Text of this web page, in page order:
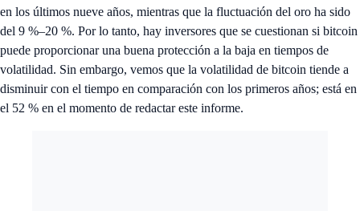
en los últimos nueve años, mientras que la fluctuación del oro ha sido
del 9 %–20 %. Por lo tanto, hay inversores que se cuestionan si bitcoin
puede proporcionar una buena protección a la baja en tiempos de
volatilidad. Sin embargo, vemos que la volatilidad de bitcoin tiende a
disminuir con el tiempo en comparación con los primeros años; está en
el 52 % en el momento de redactar este informe.